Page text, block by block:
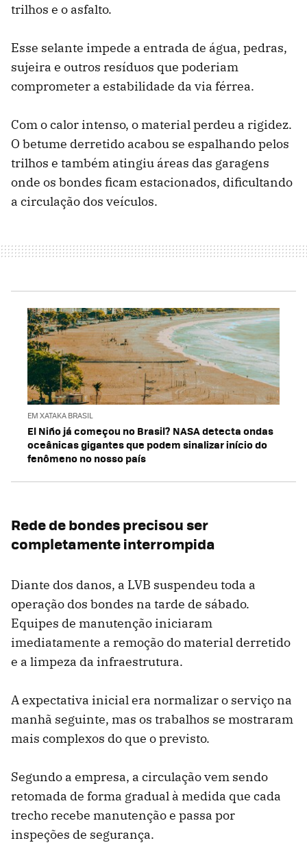
trilhos e o asfalto.
Esse selante impede a entrada de água, pedras,
sujeira e outros resíduos que poderiam
comprometer a estabilidade da via férrea.
Com o calor intenso, o material perdeu a rigidez.
O betume derretido acabou se espalhando pelos
trilhos e também atingiu áreas das garagens
onde os bondes ficam estacionados, dificultando
a circulação dos veículos.
EM XATAKA BRASIL
El Niño já começou no Brasil? NASA detecta ondas
oceânicas gigantes que podem sinalizar início do
fenômeno no nosso país
Rede de bondes precisou ser
completamente interrompida
Diante dos danos, a LVB suspendeu toda a
operação dos bondes na tarde de sábado.
Equipes de manutenção iniciaram
imediatamente a remoção do material derretido
e a limpeza da infraestrutura.
A expectativa inicial era normalizar o serviço na
manhã seguinte, mas os trabalhos se mostraram
mais complexos do que o previsto.
Segundo a empresa, a circulação vem sendo
retomada de forma gradual à medida que cada
trecho recebe manutenção e passa por
inspeções de segurança.